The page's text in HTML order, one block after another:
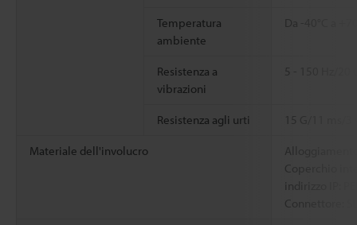
Temperatura
ambiente
Da -40°C a
Resistenza a
vibrazioni
5 - 150 Hz/20
Resistenza agli urti
Materiale dell'involucro
Coperchio
Connettore: